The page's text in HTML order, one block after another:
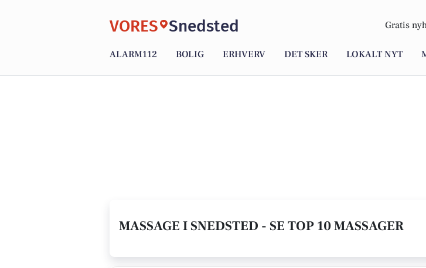
VORES Snedsted Gratis
ALARM112 BOLIG ERHVERV DET SKER LOKALT NYT
MASSAGE I SNEDSTED - SE TOP 10 MASSAGER